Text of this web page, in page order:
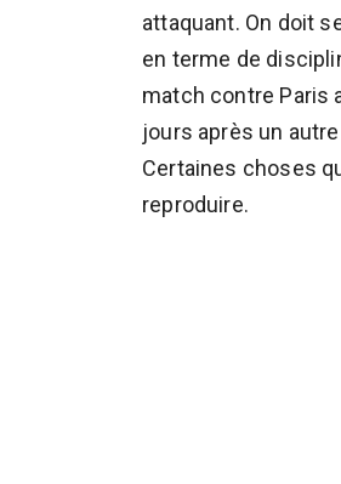
attaquant. On doit
en terme de
match contre Paris
jours après un
Certaines choses
reproduire.